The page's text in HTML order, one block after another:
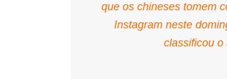
que os chineses tomem
Instagram neste
classificou o